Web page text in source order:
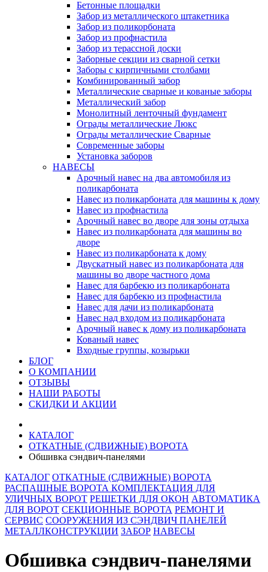
Бетонные площадки
Забор из металлического штакетника
Забор из поликорбоната
Забор из профнастила
Забор из терассной доски
Заборные секции из сварной сетки
Заборы с кирпичными столбами
Комбинированный забор
Металлические сварные и кованые заборы
Металлический забор
Монолитный ленточный фундамент
Ограды металлические Люкс
Ограды металлические Сварные
Современные заборы
Установка заборов
НАВЕСЫ
Арочный навес на два автомобиля из
поликарбоната
Навес из поликарбоната для машины к дому
Навес из профнастила
Арочный навес во дворе для зоны отдыха
Навес из поликарбоната для машины во
дворе
Навес из поликарбоната к дому
Двускатный навес из поликарбоната для
машины во дворе частного дома
Навес для барбекю из поликарбоната
Навес для барбекю из профнастила
Навес для дачи из поликарбоната
Навес над входом из поликарбоната
Арочный навес к дому из поликарбоната
Кованый навес
Входные группы, козырьки
БЛОГ
О КОМПАНИИ
ОТЗЫВЫ
НАШИ РАБОТЫ
СКИДКИ И АКЦИИ
КАТАЛОГ
ОТКАТНЫЕ (СДВИЖНЫЕ) ВОРОТА
Обшивка сэндвич-панелями
КАТАЛОГ ОТКАТНЫЕ (СДВИЖНЫЕ) ВОРОТА
РАСПАШНЫЕ ВОРОТА КОМПЛЕКТАЦИЯ ДЛЯ
УЛИЧНЫХ ВОРОТ РЕШЕТКИ ДЛЯ ОКОН АВТОМАТИКА
ДЛЯ ВОРОТ СЕКЦИОННЫЕ ВОРОТА РЕМОНТ И
СЕРВИС СООРУЖЕНИЯ ИЗ СЭНДВИЧ ПАНЕЛЕЙ
МЕТАЛЛКОНСТРУКЦИИ ЗАБОР НАВЕСЫ
Обшивка сэндвич-панелями